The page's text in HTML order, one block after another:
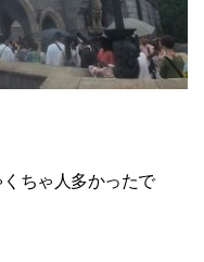
ちゃ人多かったで